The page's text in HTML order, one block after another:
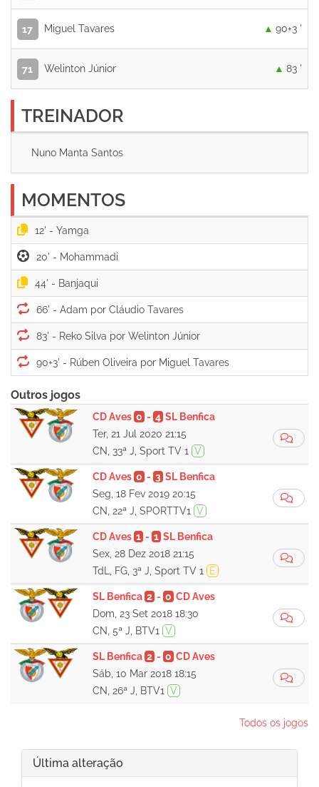
17 Miguel Tavares 90+3 '
71 Welinton Júnior 83 '
TREINADOR
Nuno Manta Santos
MOMENTOS
12' -
20' -
44' -
66' -
83' -
90+3' -
Outros jogos
CD Aves 0 - 4 SL Benfica
Ter, 21 Jul 2020 21:15
CN, 33ª J, Sport TV 1
V
CD Aves 0 - 3 SL Benfica
Seg, 18 Fev 2019 20:15
CN, 22ª J, SPORTTV1
V
CD Aves 1- 1 SL Benfica
Sex, 28 Dez 2018 21:15
TdL, FG, 3ª J, Sport TV 1
E
SL Benfica 2- 0 CD Aves
Dom, 23 Set 2018 18:30
CN, 5ª J, BTV1
V
SL Benfica 2- 0 CD Aves
Sáb, 10 Mar 2018 18:15
CN, 26ª J, BTV1
V
Todos os jogos
Última alteração